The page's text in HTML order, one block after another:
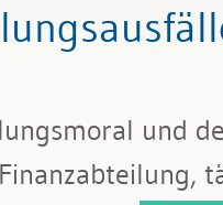
Inkasso
Konkurs
und